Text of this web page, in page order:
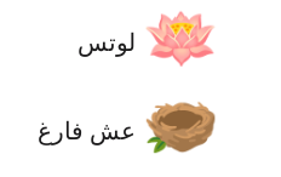
🪷 لوتس
🪹 عش فارغ